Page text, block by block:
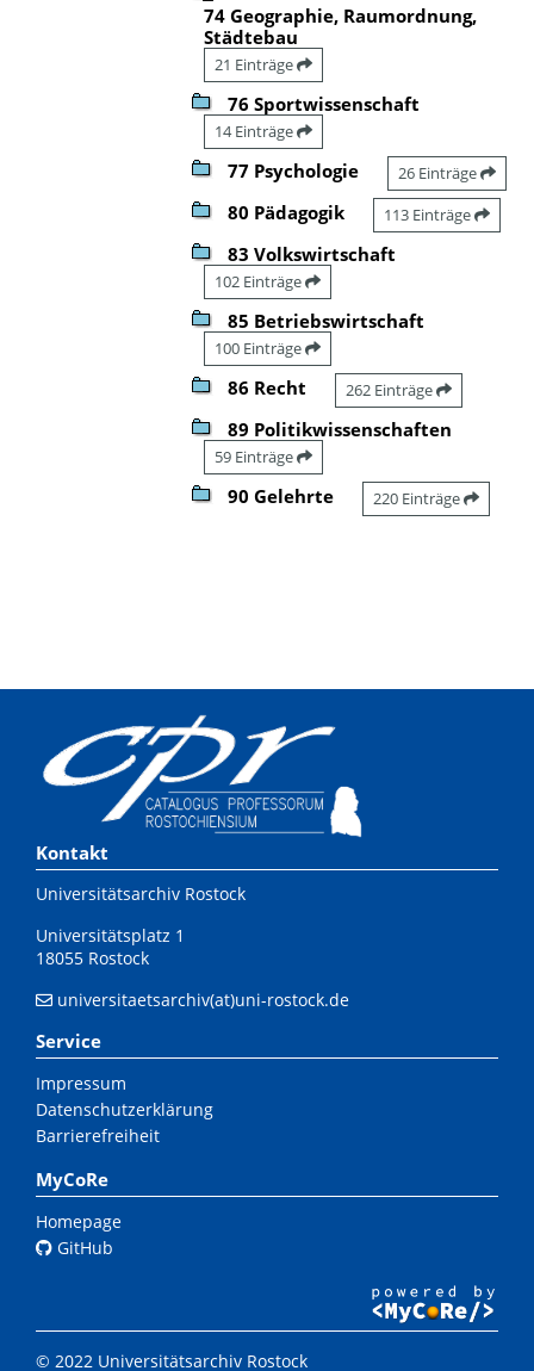
74 Geographie, Raumordnung,
Städtebau
21 Einträge
76 Sportwissenschaft
14 Einträge
77 Psychologie 26 Einträge
80 Pädagogik 113 Einträge
83 Volkswirtschaft
102 Einträge
85 Betriebswirtschaft
100 Einträge
86 Recht 262 Einträge
89 Politikwissenschaften
59 Einträge
90 Gelehrte 220 Einträge
Kontakt
Universitätsarchiv Rostock
Universitätsplatz 1
18055 Rostock
universitaetsarchiv(at)uni-rostock.de
Service
Impressum
Datenschutzerklärung
Barrierefreiheit
MyCoRe
Homepage
GitHub
© 2022 Universitätsarchiv Rostock